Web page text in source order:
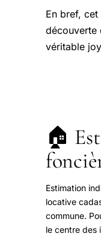
En bref,
découverte
véritable
🏠
Estimation
locative
commune.
le centre des